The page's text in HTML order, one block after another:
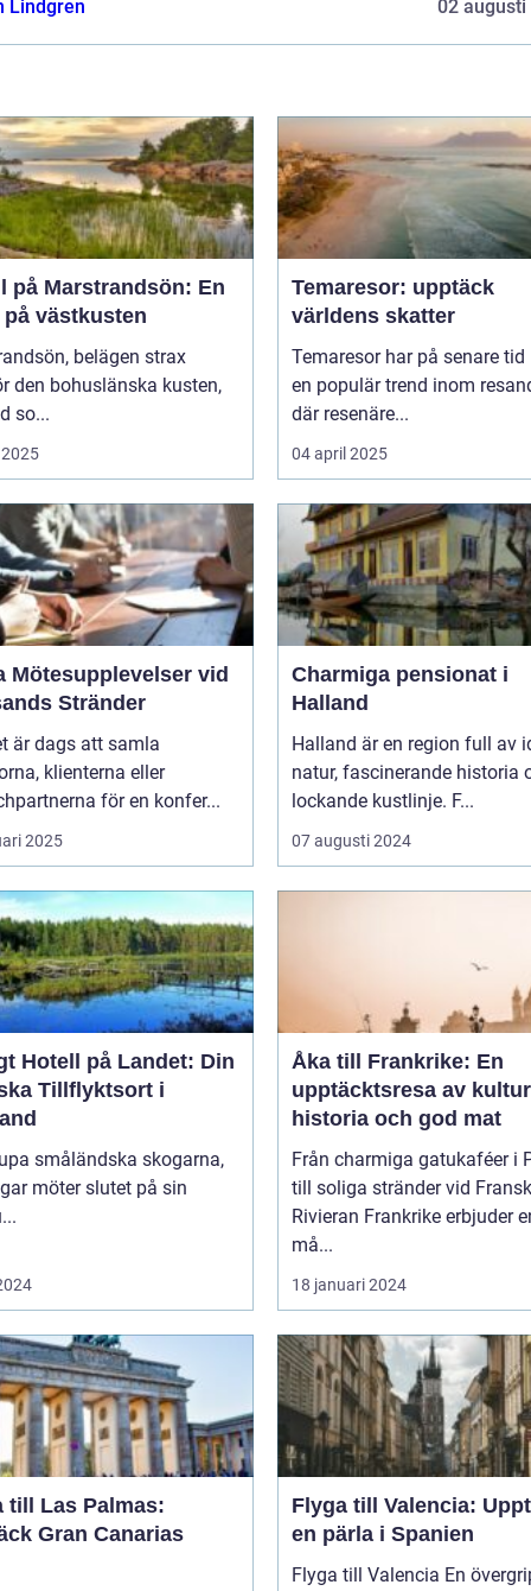
Lindgren 02 augusti
på Marstrandsön: En
västkusten
belägen strax
den bohuslänska kusten,
so...
Temaresor: upptäck
världens skatter
Temaresor har på senare
en populär trend inom
där resenäre...
04 april 2025
Mötesupplevelser vid
Stränder
är dags att samla
klienterna eller
för en konfer...
2025
Charmiga pensionat i
Halland
Halland är en region full av
natur, fascinerande historia
lockande kustlinje. F...
07 augusti 2024
Hotell på Landet: Din
Tillflyktsort i
småländska skogarna,
möter slutet på sin
Åka till Frankrike: En
upptäcktsresa av
historia och god mat
Från charmiga gatukaféer i
till soliga stränder vid
Rivieran Frankrike erbjuder en
må...
18 januari 2024
till Las Palmas:
Gran Canarias
Flyga till Valencia:
en pärla i Spanien
Flyga till Valencia En övergripande,